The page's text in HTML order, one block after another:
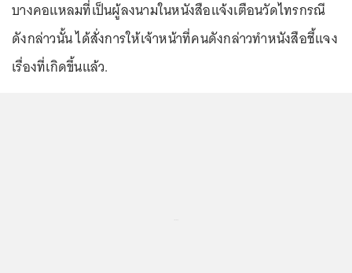
บางคอแหลมที่เป็นผู้ลงนามในหนังสือแจ้งเตือนวัดไทรกรณี
ดังกล่าวนั้น ได้สั่งการให้เจ้าหน้าที่คนดังกล่าวทำหนังสือชี้แจง
เรื่องที่เกิดขึ้นแล้ว.